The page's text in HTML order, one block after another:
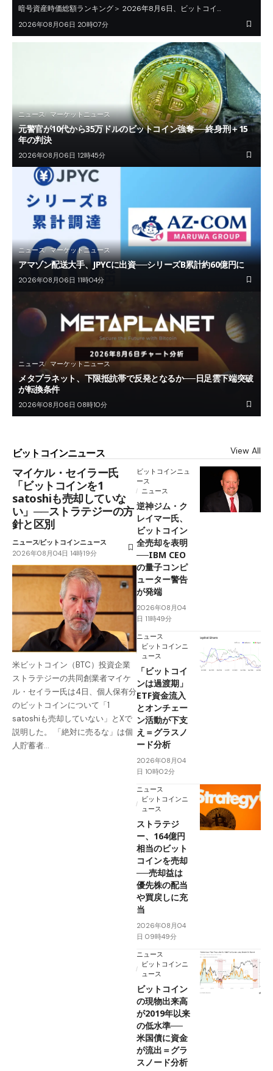
暗号資産時価総額ランキング＞ 2026年8月6日、ビットコイ…
2026年08月06日 20時07分
ニュース マーケットニュース
元警官が10代から35万ドルのビットコイン強奪──終身刑＋15
年の判決
2026年08月06日 12時45分
ニュース マーケットニュース
アマゾン配送大手、JPYCに出資──シリーズB累計約60億円に
2026年08月06日 11時04分
ニュース マーケットニュース
メタプラネット、下限抵抗帯で反発となるか──日足雲下端突破
が転換条件
2026年08月06日 08時10分
ビットコインニュース View All
マイケル・セイラー氏
「ビットコインを1
satoshiも売却していな
い」──ストラテジーの方
針と区別
ニュースビットコインニュース
2026年08月04日 14時19分
米ビットコイン（BTC）投資企業
ストラテジーの共同創業者マイケ
ル・セイラー氏は4日、個人保有分
のビットコインについて「1
satoshiも売却していない」とXで
説明した。 「絶対に売るな」は個
人貯蓄者…
ビットコインニュ
ース
ニュース
逆神ジム・ク
レイマー氏、
ビットコイン
全売却を表明
──IBM CEO
の量子コンピ
ューター警告
が発端
2026年08月04
日 11時49分
ニュース
ビットコインニ
ュース
「ビットコイ
ンは過渡期」
ETF資金流入
とオンチェー
ン活動が下支
え＝グラスノ
ード分析
2026年08月04
日 10時02分
ニュース
ビットコインニ
ュース
ストラテジ
ー、164億円
相当のビット
コインを売却
──売却益は
優先株の配当
や買戻しに充
当
2026年08月04
日 09時49分
ニュース
ビットコインニ
ュース
ビットコイン
の現物出来高
が2019年以来
の低水準──
米国債に資金
が流出＝グラ
スノード分析